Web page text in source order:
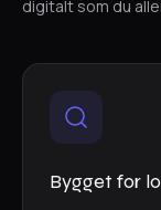
digitalt som du
Bygget for